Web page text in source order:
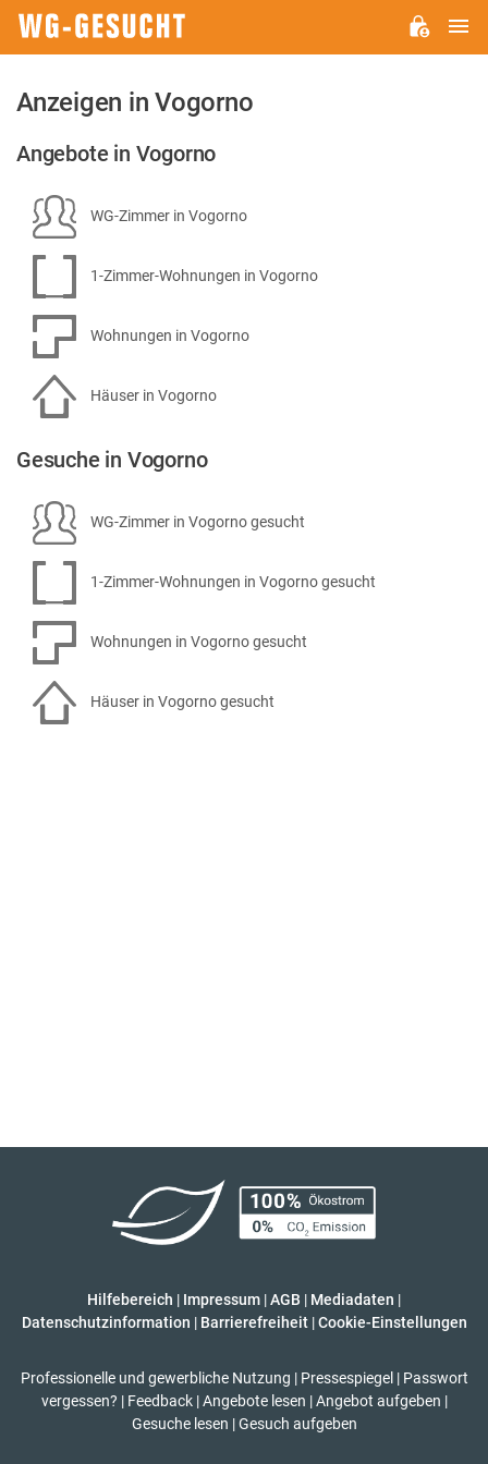
Anzeigen in Vogorno
Angebote in Vogorno
WG-Zimmer in Vogorno
1-Zimmer-Wohnungen in Vogorno
Wohnungen in Vogorno
Häuser in Vogorno
Gesuche in Vogorno
WG-Zimmer in Vogorno gesucht
1-Zimmer-Wohnungen in Vogorno gesucht
Wohnungen in Vogorno gesucht
Häuser in Vogorno gesucht
Hilfebereich | Impressum |AGB | Mediadaten |
Datenschutzinformation | Barrierefreiheit | Cookie-Einstellungen
Professionelle und gewerbliche Nutzung | Pressespiegel | Passwort
vergessen? | Feedback | Angebote lesen | Angebot aufgeben |
Gesuche lesen | Gesuch aufgeben